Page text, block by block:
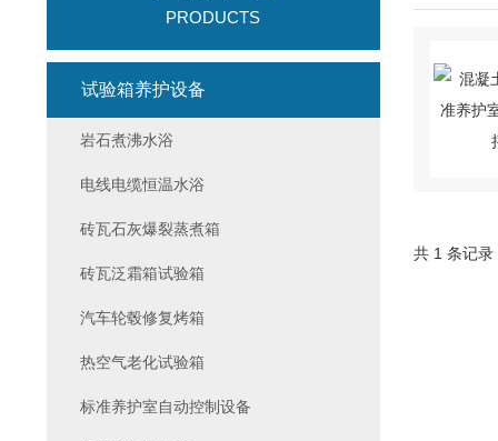
共 1 条记
PRODUCTS
试验箱养护设备
岩石煮沸水浴
电线电缆恒温水浴
砖瓦石灰爆裂蒸煮箱
砖瓦泛霜箱试验箱
汽车轮毂修复烤箱
热空气老化试验箱
标准养护室自动控制设备